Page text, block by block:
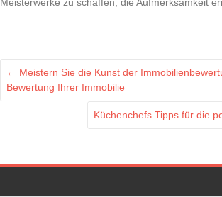
← Meistern Sie die Kunst der
Bewertung Ihrer Immobilie
Küchenchefs Tipps für die